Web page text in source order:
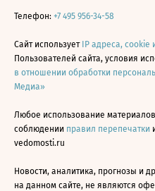
Телефон: +7 495 956-34-58
Сайт использует IP адреса,
Пользователей сайта, условия
в отношении обработки
Медиа»
Любое использование
соблюдении правил перепечатки
vedomosti.ru
Новости, аналитика, прогнозы и
на данном сайте, не являются